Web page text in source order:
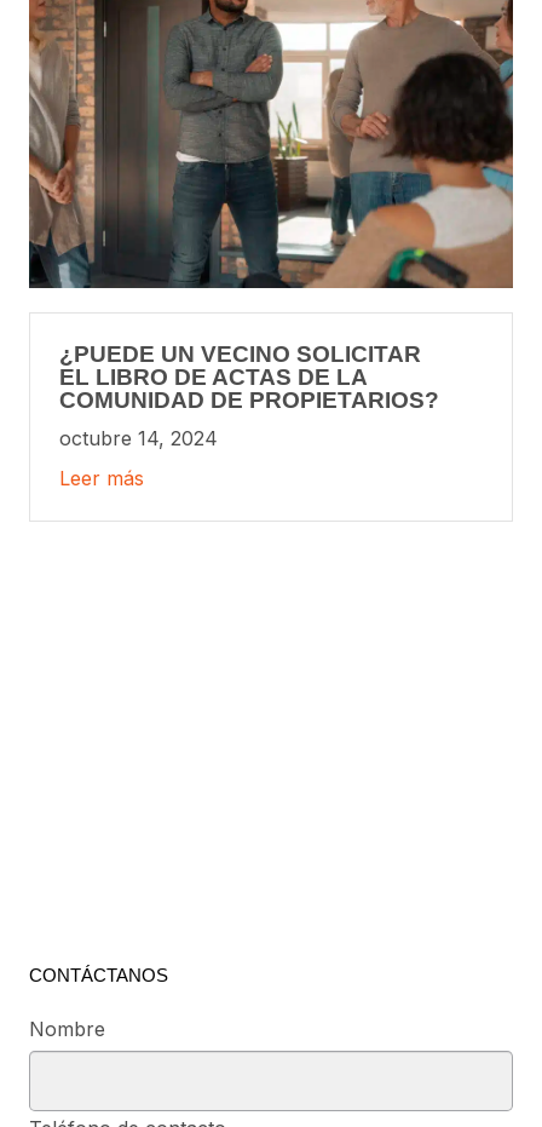
¿PUEDE UN VECINO SOLICITAR
EL LIBRO DE ACTAS DE LA
COMUNIDAD DE PROPIETARIOS?
octubre 14, 2024
Leer más
CONTÁCTANOS
Nombre